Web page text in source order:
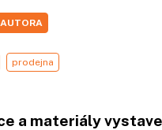
prodejna
a materiály